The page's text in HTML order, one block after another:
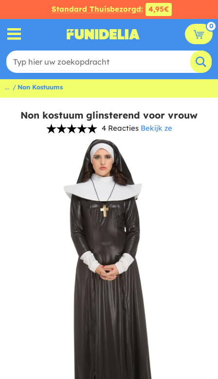
Standard Thuisbezorgd: 4,95€
0
... Non Kostuums
Non kostuum glinsterend voor vrouw
4 Reacties Bekijk ze